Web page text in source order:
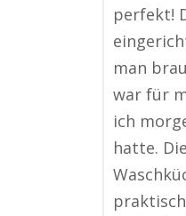
perfekt!
man
war für
ich
hatte.